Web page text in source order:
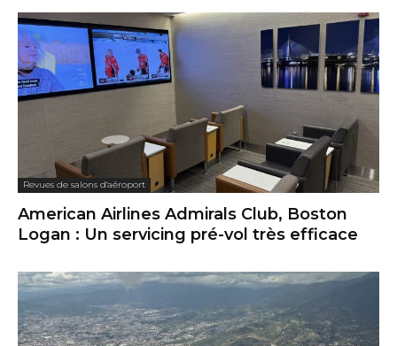
Revues de salons d'aéroport
American Airlines Admirals Club, Boston
Logan : Un servicing pré-vol très efficace